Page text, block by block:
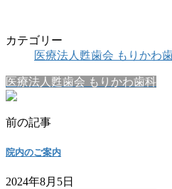
カテゴリー
医療法人甦歯会 もりかわ
医療法人甦歯会 もりかわ歯科
前の記事
院内のご案内
2024年8月5日